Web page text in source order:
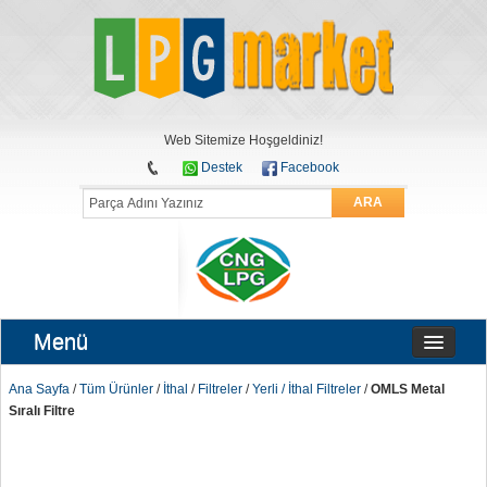
Web Sitemize Hoşgeldiniz!
Destek
Facebook
ARA
Menü
Ana Sayfa /Tüm Ürünler / İthal / Filtreler /Yerli / İthal Filtreler /OMLS Metal
Sıralı Filtre